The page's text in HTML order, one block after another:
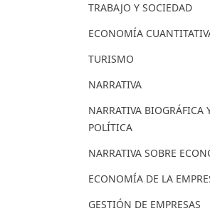
TRABAJO Y SOCIEDAD
ECONOMÍA
TURISMO
NARRATIVA
NARRATIVA BIOGRÁFICA
POLÍTICA
NARRATIVA SOBRE
ECONOMÍA DE LA
GESTIÓN DE EMPRESAS